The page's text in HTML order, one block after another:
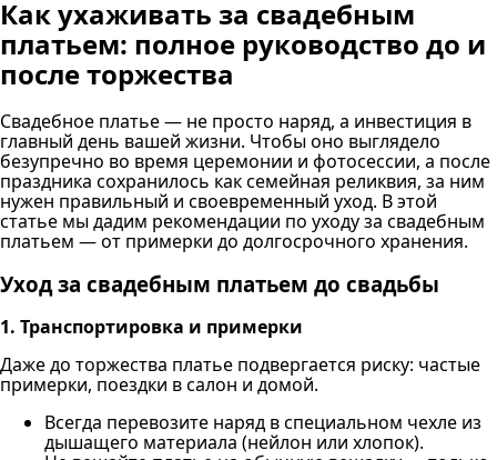
Как ухаживать за свадебным
платьем: полное руководство до и
после торжества
Свадебное платье — не просто наряд, а инвестиция в
главный день вашей жизни. Чтобы оно выглядело
безупречно во время церемонии и фотосессии, а после
праздника сохранилось как семейная реликвия, за ним
нужен правильный и своевременный уход. В этой
статье мы дадим рекомендации по уходу за свадебным
платьем — от примерки до долгосрочного хранения.
Уход за свадебным платьем до свадьбы
1. Транспортировка и примерки
Даже до торжества платье подвергается риску: частые
примерки, поездки в салон и домой.
Всегда перевозите наряд в специальном чехле из
дышащего материала (нейлон или хлопок).